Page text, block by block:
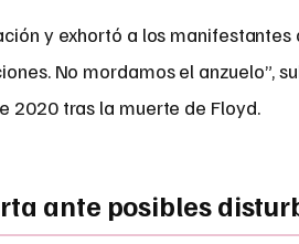
y exhortó a los
No mordamos el anzuelo”,
2020 tras la muerte de Floyd.
ante posibles